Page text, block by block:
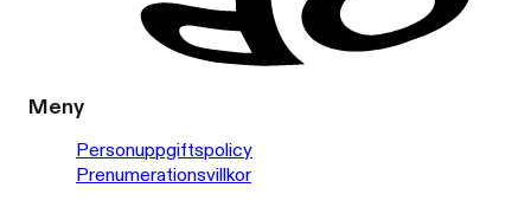
Meny
Personuppgiftspolicy
Prenumerationsvillkor